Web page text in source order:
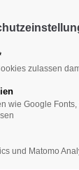
Leitstände
zulassen
wie Google
und Matomo